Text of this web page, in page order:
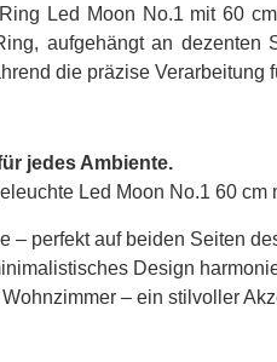
Led Moon No.1 mit 60
aufgehängt an
die präzise Verarbeitung
jedes Ambiente.
Led Moon No.1 60
– perfekt auf beiden Seiten
Design
– ein stilvoller